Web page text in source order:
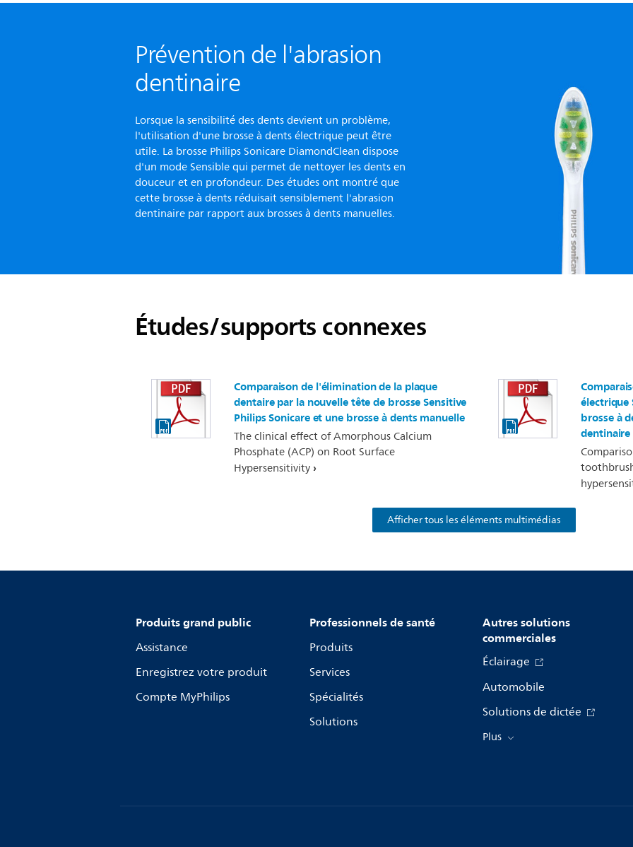
Prévention de l'abrasion
dentinaire
Lorsque la sensibilité des dents devient un problème,
l'utilisation d'une brosse à dents électrique peut être
utile. La brosse Philips Sonicare DiamondClean dispose
d'un mode Sensible qui permet de nettoyer les dents en
douceur et en profondeur. Des études ont montré que
cette brosse à dents réduisait sensiblement l'abrasion
dentinaire par rapport aux brosses à dents manuelles.
Études/supports connexes
Comparaison de l'élimination de la plaque
dentaire par la nouvelle tête de brosse Sensitive
Philips Sonicare et une brosse à dents manuelle
The clinical effect of Amorphous Calcium
Phosphate (ACP) on Root Surface
Hypersensitivity
électrique
brosse à
dentinaire
Afficher tous les éléments multimédias
Produits grand public
Assistance
Enregistrez votre produit
Compte MyPhilips
Professionnels de santé
Produits
Services
Spécialités
Solutions
Autres solutions
commerciales
Éclairage
Automobile
Solutions de dictée
Plus